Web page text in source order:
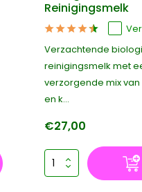
Reinigingsmelk
Verzachtende
reinigingsmelk met
verzorgende mix
en k...
€27,00